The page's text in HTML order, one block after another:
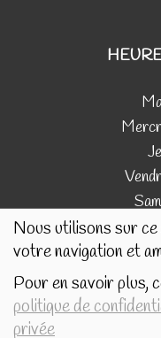
Nous utilisons sur
votre navigation et
Pour en savoir plus,
politique de
privée
Les images présentées